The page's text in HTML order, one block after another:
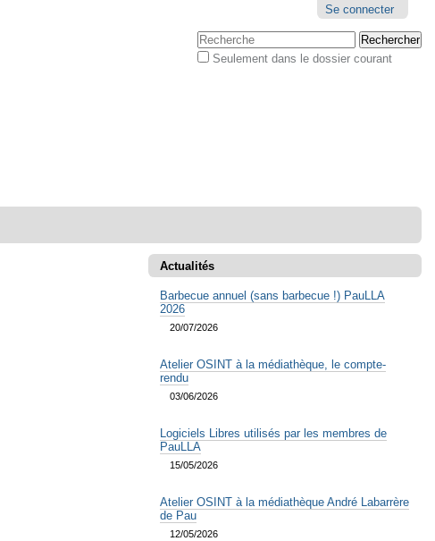
personnels
Se connecter
Chercher par
Seulement dans le dossier courant
Actualités
Barbecue annuel (sans barbecue !) PauLLA
2026
20/07/2026
Atelier OSINT à la médiathèque, le compte-
rendu
03/06/2026
Logiciels Libres utilisés par les membres de
PauLLA
15/05/2026
Atelier OSINT à la médiathèque André Labarrère
de Pau
12/05/2026